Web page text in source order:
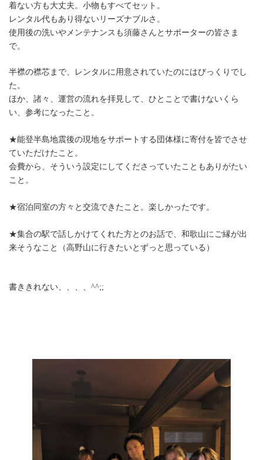
着ない方も大丈夫。小物もすべてセット。
レンタル代もあり得ないリーズナブルさ。
使用後の洗いやメンテナンスも須藤さんとサポーターの皆さま
で。
半襟の襟芯まで、レンタルに用意されていたのにはびっくりでし
た。
ほか、諸々、運営の流れを拝見して、ひとことで書けないくら
い、参考になったこと。ㅤ
★能登半島地震後の現地をサポートする団体様に寄付を皆でさせ
ていただけたこと。
会費から、そういう設定にしてくださっていたこともありがたい
こと。
★宿泊同室の方々と交流できたこと。楽しかったです。ㅤ
★集合の駅で話しかけてくれた方とのお話で、和歌山にご縁が出
来そうなこと（高野山に行きたいとずっと思っている）ㅤ
書ききれない、、、、^^;;